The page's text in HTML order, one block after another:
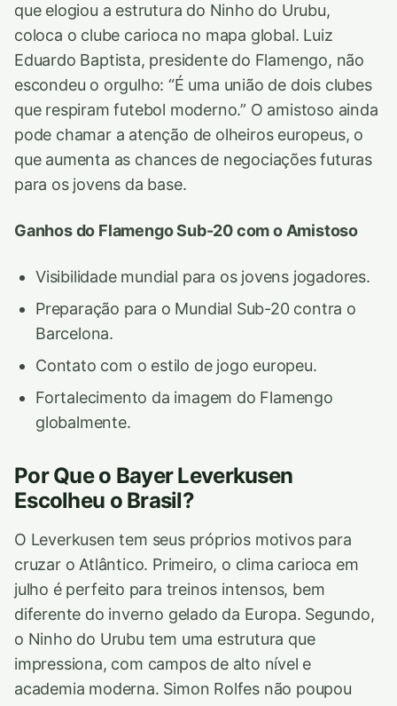
que elogiou a estrutura do Ninho do Urubu,
coloca o clube carioca no mapa global. Luiz
Eduardo Baptista, presidente do Flamengo, não
escondeu o orgulho: “É uma união de dois clubes
que respiram futebol moderno.” O amistoso ainda
pode chamar a atenção de olheiros europeus, o
que aumenta as chances de negociações futuras
para os jovens da base.
Ganhos do Flamengo Sub-20 com o Amistoso
Visibilidade mundial para os jovens jogadores.
Preparação para o Mundial Sub-20 contra o
Barcelona.
Contato com o estilo de jogo europeu.
Fortalecimento da imagem do Flamengo
globalmente.
Por Que o Bayer Leverkusen
Escolheu o Brasil?
O Leverkusen tem seus próprios motivos para
cruzar o Atlântico. Primeiro, o clima carioca em
julho é perfeito para treinos intensos, bem
diferente do inverno gelado da Europa. Segundo,
o Ninho do Urubu tem uma estrutura que
impressiona, com campos de alto nível e
academia moderna. Simon Rolfes não poupou